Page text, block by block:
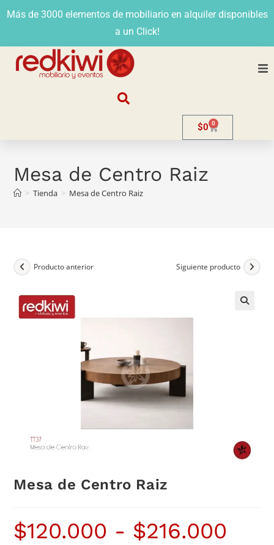
Más de 3000 elementos de mobiliario en alquiler disponibles
a un Click!
Contacto
$0 0
Mesa de Centro Raiz
> Tienda > Mesa de Centro Raiz
Producto anterior Siguiente producto
Mesa de Centro Raiz
$120.000 - $216.000